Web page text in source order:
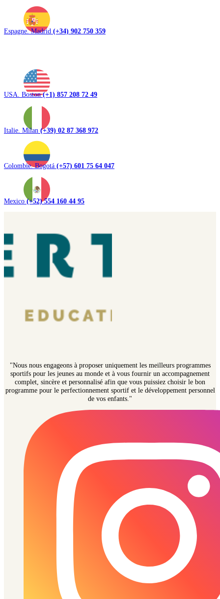
Espagne. Madrid (+34) 902 750 359
USA. Boston(+1) 857 208 72 49
Italie. Milan (+39) 02 87 368 972
Colombie. Bogotá (+57) 601 75 64 047
Mexico (+52) 554 160 44 95
"Nous nous engageons à proposer uniquement les meilleurs programmes
sportifs pour les jeunes au monde et à vous fournir un accompagnement
complet, sincère et personnalisé afin que vous puissiez choisir le bon
programme pour le perfectionnement sportif et le développement personnel
de vos enfants."